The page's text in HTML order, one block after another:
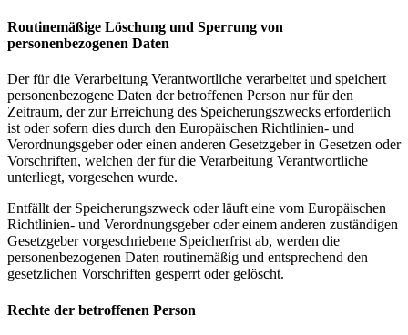
Routinemäßige Löschung und Sperrung von
personenbezogenen Daten
Der für die Verarbeitung Verantwortliche verarbeitet und speichert
personenbezogene Daten der betroffenen Person nur für den
Zeitraum, der zur Erreichung des Speicherungszwecks erforderlich
ist oder sofern dies durch den Europäischen Richtlinien- und
Verordnungsgeber oder einen anderen Gesetzgeber in Gesetzen oder
Vorschriften, welchen der für die Verarbeitung Verantwortliche
unterliegt, vorgesehen wurde.
Entfällt der Speicherungszweck oder läuft eine vom Europäischen
Richtlinien- und Verordnungsgeber oder einem anderen zuständigen
Gesetzgeber vorgeschriebene Speicherfrist ab, werden die
personenbezogenen Daten routinemäßig und entsprechend den
gesetzlichen Vorschriften gesperrt oder gelöscht.
Rechte der betroffenen Person